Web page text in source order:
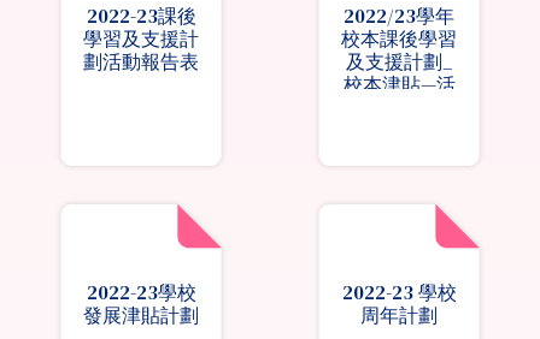
2022-23課後
學習及支援計
劃活動報告表
2022/23學年
校本課後學習
及支援計劃_
校本津貼—活
2022-23學校
發展津貼計劃
2022-23 學校
周年計劃